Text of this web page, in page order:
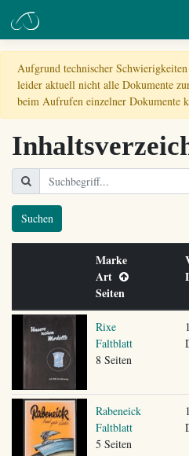
Aufgrund technischer Schwierigkeiten
leider aktuell nicht alle Dokumente
beim Aufrufen einzelner Dokumente
Suchen
Marke
Art
Seiten
Rixe
Faltblatt
8 Seiten
Rabeneick
Faltblatt
5 Seiten